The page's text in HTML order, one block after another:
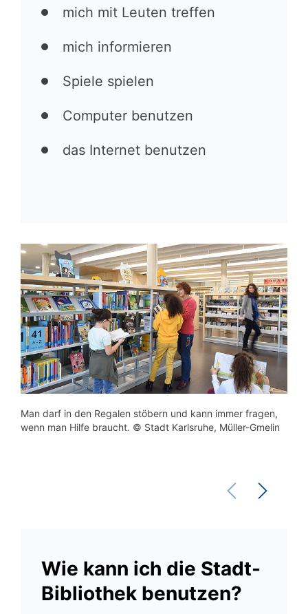
mich mit Leuten treffen
mich informieren
Spiele spielen
Computer benutzen
das Internet benutzen
Man darf in den Regalen stöbern und kann immer fragen,
wenn man Hilfe braucht. © Stadt Karlsruhe, Müller-Gmelin
Wie kann ich die Stadt-
Bibliothek benutzen?